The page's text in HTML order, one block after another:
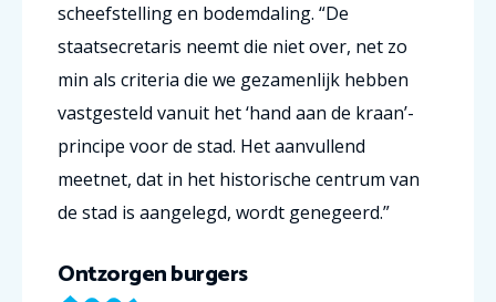
scheefstelling en bodemdaling. “De
staatsecretaris neemt die niet over, net zo
min als criteria die we gezamenlijk hebben
vastgesteld vanuit het ‘hand aan de kraan’-
principe voor de stad. Het aanvullend
meetnet, dat in het historische centrum van
de stad is aangelegd, wordt genegeerd.”
Ontzorgen burgers